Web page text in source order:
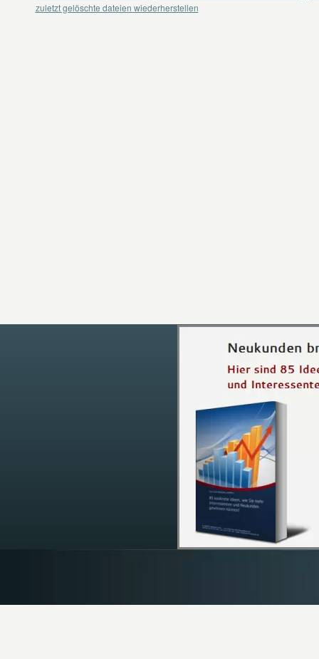
zuletzt gelöschte dateien wiederherstellen